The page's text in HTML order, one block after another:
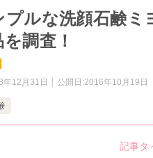
プルな洗顔石鹸ミ
調査！
年12月31日 公開日:2016年10月19日
記事タ